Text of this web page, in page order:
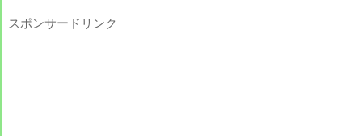
スポンサードリンク